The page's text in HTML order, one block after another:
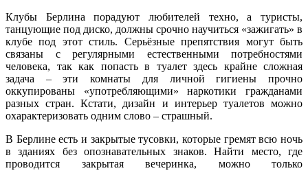
Клубы Берлина порадуют любителей техно, а туристы,
танцующие под диско, должны срочно научиться «зажигать» в
клубе под этот стиль. Серьёзные препятствия могут быть
связаны с регулярными естественными потребностями
человека, так как попасть в туалет здесь крайне сложная
задача – эти комнаты для личной гигиены прочно
оккупированы «употребляющими» наркотики гражданами
разных стран. Кстати, дизайн и интерьер туалетов можно
охарактеризовать одним слово – страшный.
В Берлине есть и закрытые тусовки, которые гремят всю ночь
в зданиях без опознавательных знаков. Найти место, где
проводится закрытая вечеринка, можно только